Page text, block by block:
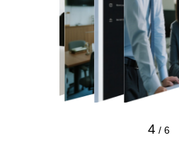
4 / 6